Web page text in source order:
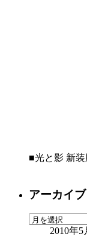
■光と影 新
アーカイブ
ア
2010年5